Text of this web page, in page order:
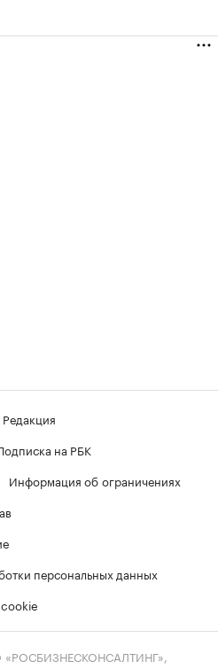
Редакция
на РБК
Информация об ограничениях
персональных данных